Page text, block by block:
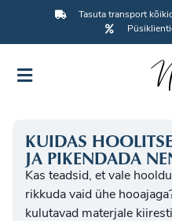
Tasuta transport
KUIDAS
JA PIKENDADA
Kas teadsid, et vale
rikkuda vaid ühe
kulutavad materjale